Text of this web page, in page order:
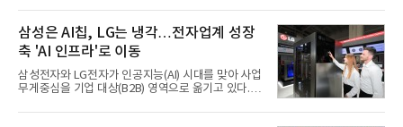
다. 매각 대상 지분은 SK㈜가
로 평가되고 있다. 그러나 우리 군이 운용 중인 대전차
무기는 관통력과 유효사거리 모두 만족스럽지 못해
적 전차 파괴에 효과적이지 못했다. 특히 노후화된 대
전차 무기에 대한 군수지원이 미흡해 전력 발휘가 어
려웠다.따라서 부족한 사거리의 한계를 극복하고 아
군의 생존성을 극대화할 수 있는 대전차 유도무기 개
발이 절실했다.2007년부터 국방과학연구소(ADD) 주
삼성은 AI칩, LG는 냉각…전자업계 성장
축 'AI 인프라'로 이동
삼성전자와 LG전자가 인공지능(AI) 시대를 맞아 사업
무게중심을 기업 대상(B2B) 영역으로 옮기고 있다.
접어든 가운데 삼성전자는 AI 반도체를 중심으로 데